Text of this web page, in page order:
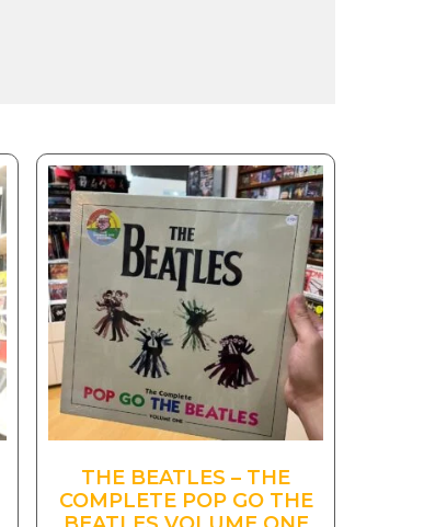
THE BEATLES – THE
COMPLETE POP GO THE